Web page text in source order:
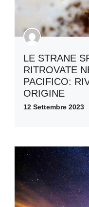
LE STRANE
RITROVATE
PACIFICO:
ORIGINE
12 Settembre 2023